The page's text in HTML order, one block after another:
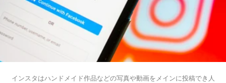
インスタはハンドメイド作品などの写真や動画をメインに投稿でき人